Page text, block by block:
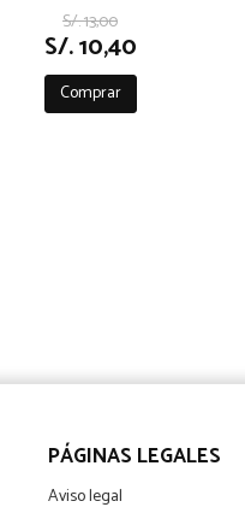
S/. 13,00
S/. 10,40
Comprar
PÁGINAS LEGALES
Aviso legal